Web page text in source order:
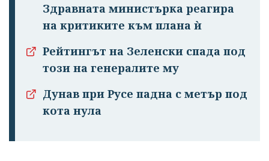
Здравната министърка реагира
на критиките към плана ѝ
Рейтингът на Зеленски спада под
този на генералите му
Дунав при Русе падна с метър под
кота нула